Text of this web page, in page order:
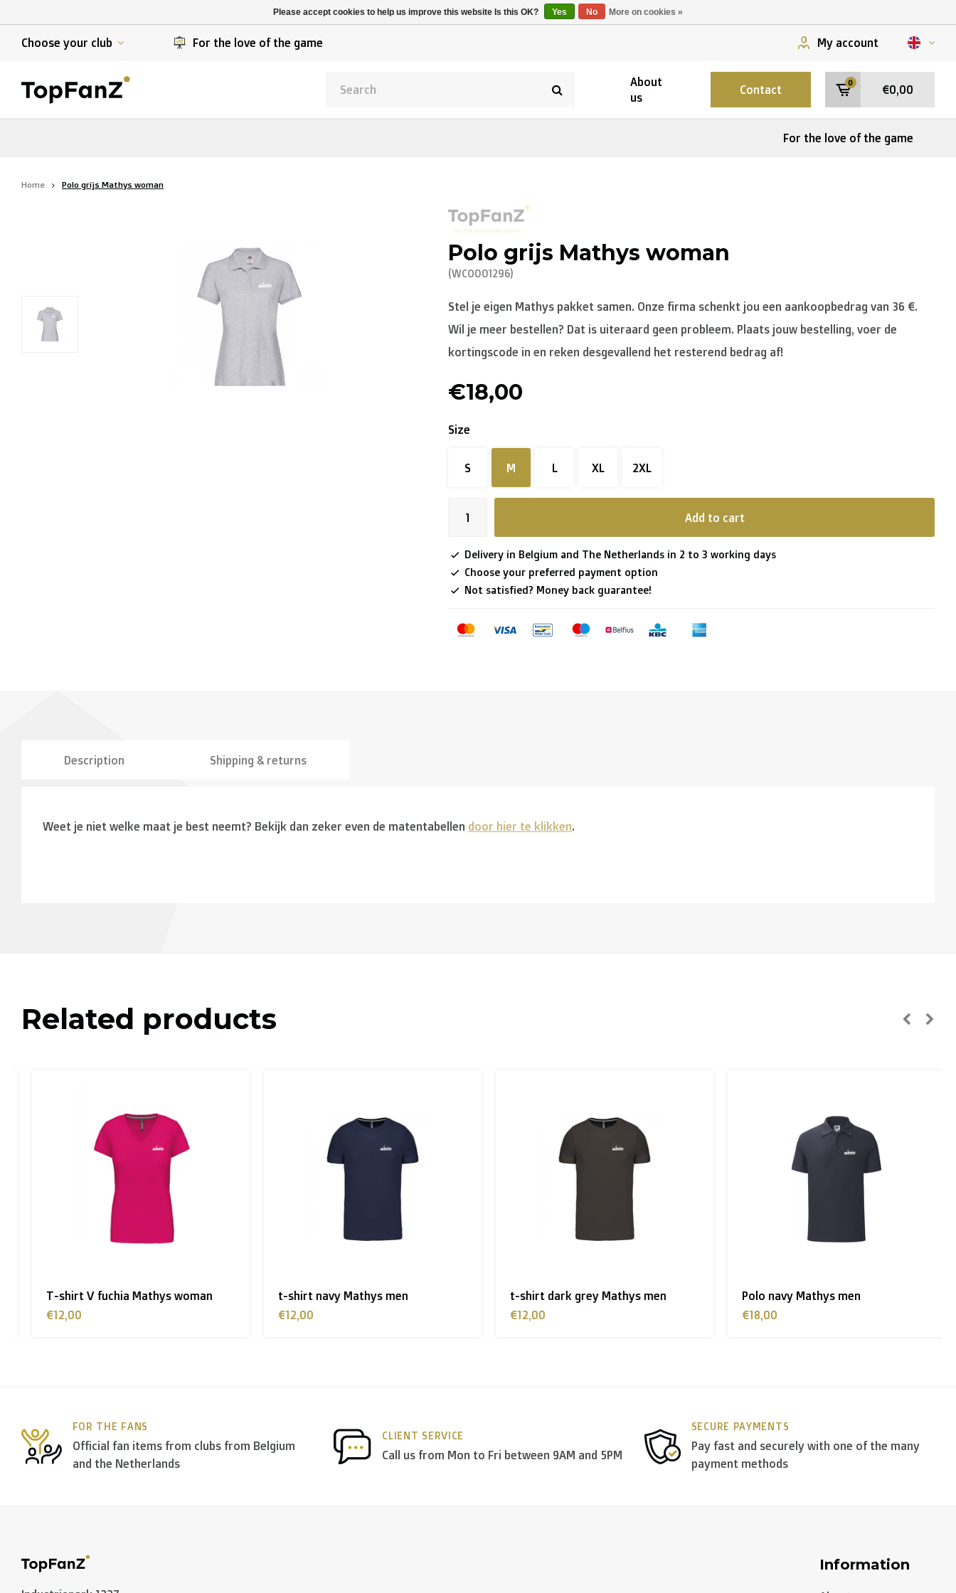
Choose your club
/Fenix Premier Tech
Evenepoel
For the love of the game My account
About
us
Contact
0
€0,00
For the love of the game
Home Polo grijs Mathys woman
Polo grijs Mathys woman
(WCO001296)
Stel je eigen Mathys pakket samen. Onze firma schenkt jou een aankoopbedrag van 36 €.
Wil je meer bestellen? Dat is uiteraard geen probleem. Plaats jouw bestelling, voer de
kortingscode in en reken desgevallend het resterend bedrag af!
€18,00
Size
S M L XL 2XL
Add to cart
Delivery in Belgium and The Netherlands in 2 to 3 working days
Choose your preferred payment option
Not satisfied? Money back guarantee!
Description Shipping & returns
Weet je niet welke maat je best neemt? Bekijk dan zeker even de matentabellen door hier te klikken.
Related products
T-shirt V fuchia Mathys woman
€12,00
t-shirt navy Mathys men
€12,00
t-shirt dark grey Mathys men
€12,00
Polo navy Mathys men
€18,00
FOR THE FANS
Official fan items from clubs from Belgium
and the Netherlands
CLIENT SERVICE
Call us from Mon to Fri between 9AM and 5PM
SECURE PAYMENTS
Pay fast and securely with one of the many
payment methods
Information
Please accept cookies to help us improve this website Is this OK? Yes No More on cookies »